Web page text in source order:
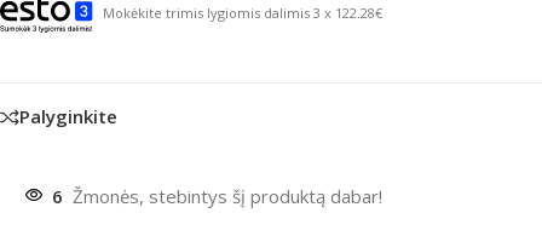
Mokėkite trimis lygiomis dalimis 3 x 122.28€
Palyginkite
6 Žmonės, stebintys šį produktą dabar!